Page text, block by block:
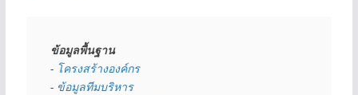
ข้อมูลพื้นฐาน
- โครงสร้างองค์กร
- ข้อมูลทีมบริหาร